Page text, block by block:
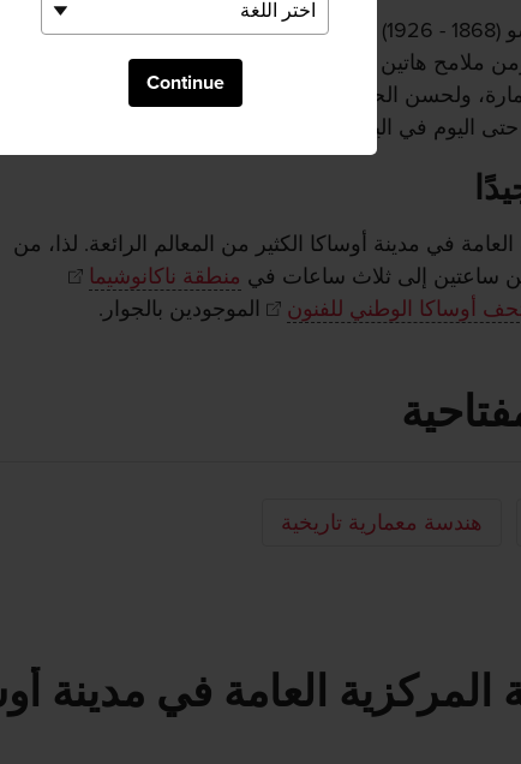
Continue
تمثل فترتا ميجي وتايشو (1868 - 1926) الحقبة الزمنية التي شهدت فيها اليابان
ملامح هاتين الفترتين أن اتبع المهندسون المعماريون
ولحسن الحظ أن مجموعة كبيرة من هذه المباني
اليوم في اليابان، ومن بينها هذه القاعة.
في مدينة أوساكا الكثير من المعالم الرائعة. لذا، من
ساعتين إلى ثلاث ساعات في منطقة ناكانوشيما
أوساكا الوطني للفنون الموجودين بالجوار.
هندسة معمارية تاريخية
العامة في مدينة